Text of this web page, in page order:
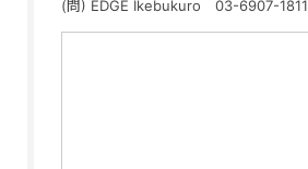
(問) EDGE Ikebukuro 03-6907-1811